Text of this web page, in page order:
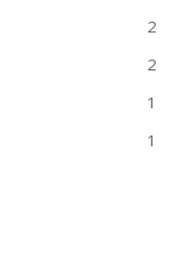
2
2
1
1